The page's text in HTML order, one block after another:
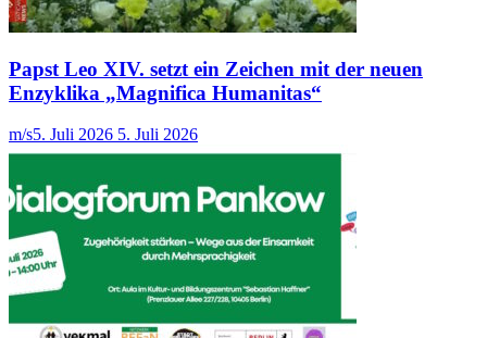
Papst Leo XIV. setzt ein Zeichen mit der neuen
Enzyklika „Magnifica Humanitas“
m/s5. Juli 2026 5. Juli 2026